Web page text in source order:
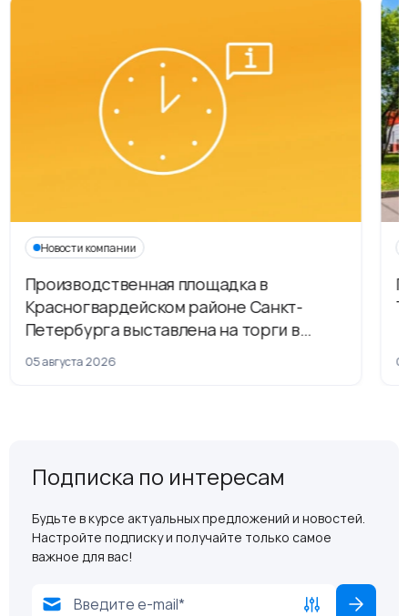
Новости компании
Производственная площадка в
Красногвардейском районе Санкт-
Петербурга выставлена на торги в
рамках приватизации
05 августа 2026
Подписка по интересам
Будьте в курсе актуальных предложений и новостей.
Настройте подписку и получайте только самое
важное для вас!